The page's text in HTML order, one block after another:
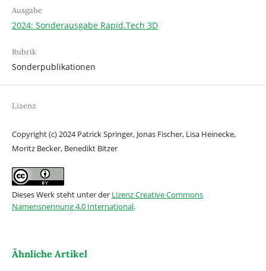
Ausgabe
2024: Sonderausgabe Rapid.Tech 3D
Rubrik
Sonderpublikationen
Lizenz
Copyright (c) 2024 Patrick Springer, Jonas Fischer, Lisa Heinecke,
Moritz Becker, Benedikt Bitzer
Dieses Werk steht unter der Lizenz Creative Commons
Namensnennung 4.0 International.
Ähnliche Artikel